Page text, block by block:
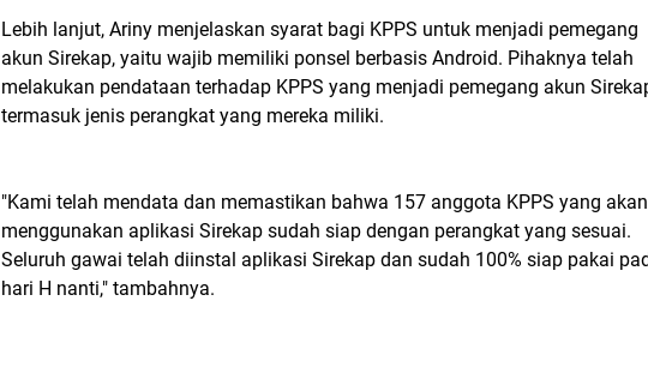
Lebih lanjut, Ariny menjelaskan syarat bagi KPPS untuk menjadi pemegang
akun Sirekap, yaitu wajib memiliki ponsel berbasis Android. Pihaknya telah
melakukan pendataan terhadap KPPS yang menjadi pemegang akun
termasuk jenis perangkat yang mereka miliki.
"Kami telah mendata dan memastikan bahwa 157 anggota KPPS yang akan
menggunakan aplikasi Sirekap sudah siap dengan perangkat yang sesuai.
Seluruh gawai telah diinstal aplikasi Sirekap dan sudah 100% siap pakai
hari H nanti," tambahnya.